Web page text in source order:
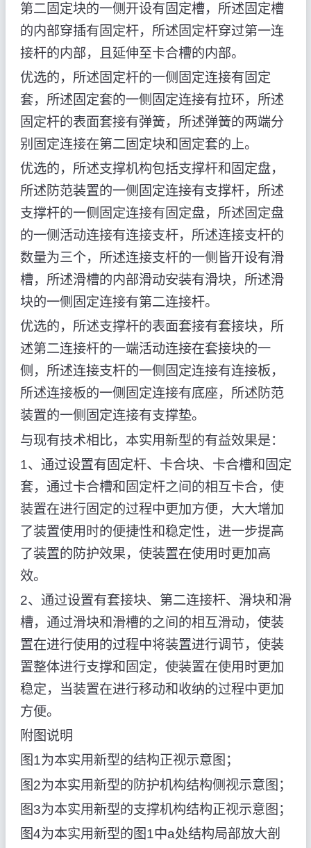
第二固定块的一侧开设有固定槽，所述固定槽
的内部穿插有固定杆，所述固定杆穿过第一连
接杆的内部，且延伸至卡合槽的内部。
优选的，所述固定杆的一侧固定连接有固定
套，所述固定套的一侧固定连接有拉环，所述
固定杆的表面套接有弹簧，所述弹簧的两端分
别固定连接在第二固定块和固定套的上。
优选的，所述支撑机构包括支撑杆和固定盘，
所述防范装置的一侧固定连接有支撑杆，所述
支撑杆的一侧固定连接有固定盘，所述固定盘
的一侧活动连接有连接支杆，所述连接支杆的
数量为三个，所述连接支杆的一侧皆开设有滑
槽，所述滑槽的内部滑动安装有滑块，所述滑
块的一侧固定连接有第二连接杆。
优选的，所述支撑杆的表面套接有套接块，所
述第二连接杆的一端活动连接在套接块的一
侧，所述连接支杆的一侧固定连接有连接板，
所述连接板的一侧固定连接有底座，所述防范
装置的一侧固定连接有支撑垫。
与现有技术相比，本实用新型的有益效果是：
1、通过设置有固定杆、卡合块、卡合槽和固定
套，通过卡合槽和固定杆之间的相互卡合，使
装置在进行固定的过程中更加方便，大大增加
了装置使用时的便捷性和稳定性，进一步提高
了装置的防护效果，使装置在使用时更加高
效。
2、通过设置有套接块、第二连接杆、滑块和滑
槽，通过滑块和滑槽的之间的相互滑动，使装
置在进行使用的过程中将装置进行调节，使装
置整体进行支撑和固定，使装置在使用时更加
稳定，当装置在进行移动和收纳的过程中更加
方便。
附图说明
图1为本实用新型的结构正视示意图；
图2为本实用新型的防护机构结构侧视示意图；
图3为本实用新型的支撑机构结构正视示意图；
图4为本实用新型的图1中a处结构局部放大剖